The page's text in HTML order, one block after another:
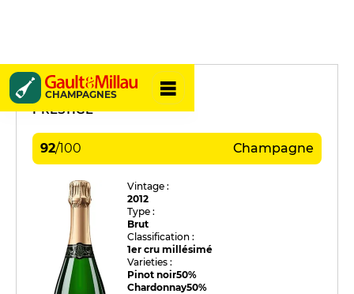
CHAMPAGNES
Yves Couvreur
PRESTIGE
92/100 Champagne
Vintage :
2012
Type :
Brut
Classification :
1er cru millésimé
Varieties :
Pinot noir50%
Chardonnay50%